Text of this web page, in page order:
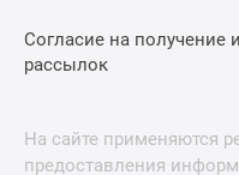
Согласие на
рассылок
На сайте применяются
предоставления